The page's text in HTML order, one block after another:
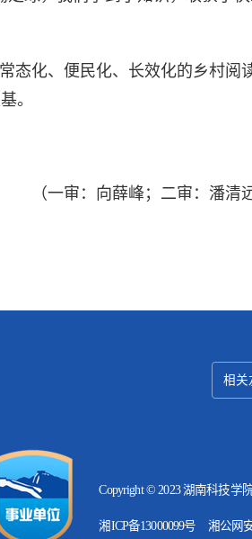
态化、便民化、长效化的乡村阅
。
（一审：向薛峰；二审：潘清
相关
Copyright © 2023 湖南科技学
湘ICP备13000099号 湘公网